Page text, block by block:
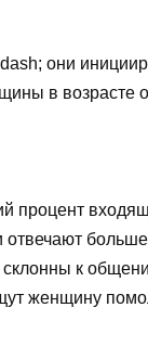
они
в возрасте
процент
к
женщину